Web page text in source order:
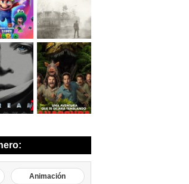
Animación